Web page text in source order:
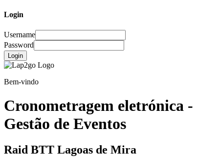
Login
Username
Password
Login
Bem-vindo
Cronometragem eletrónica -
Gestão de Eventos
Raid BTT Lagoas de Mira